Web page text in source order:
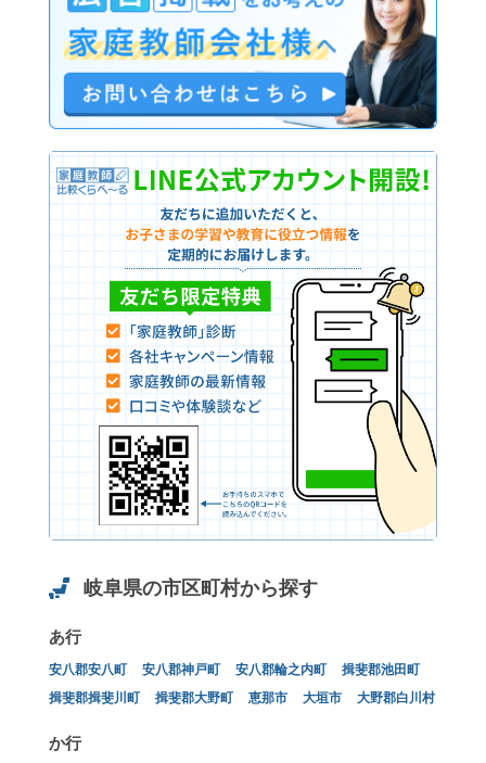
岐阜県の市区町村から探す
あ行
安八郡安八町 安八郡神戸町 安八郡輪之内町
揖斐郡池田町
揖斐郡揖斐川町
揖斐郡大野町 恵那市 大垣市 大野郡白川村
か行